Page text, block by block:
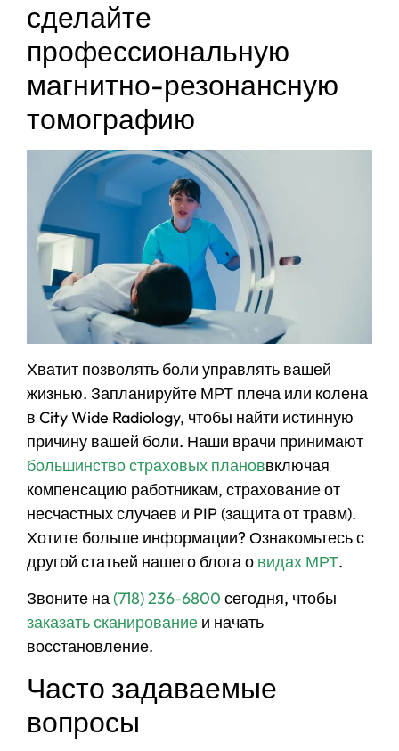
сделайте
профессиональную
магнитно-резонансную
томографию
Хватит позволять боли управлять вашей
жизнью. Запланируйте МРТ плеча или колена
в City Wide Radiology, чтобы найти истинную
причину вашей боли. Наши врачи принимают
большинство страховых плановвключая
компенсацию работникам, страхование от
несчастных случаев и PIP (защита от травм).
Хотите больше информации? Ознакомьтесь с
другой статьей нашего блога о видах МРТ.
Звоните на(718) 236-6800 сегодня, чтобы
заказать сканирование и начать
восстановление.
Часто задаваемые
вопросы